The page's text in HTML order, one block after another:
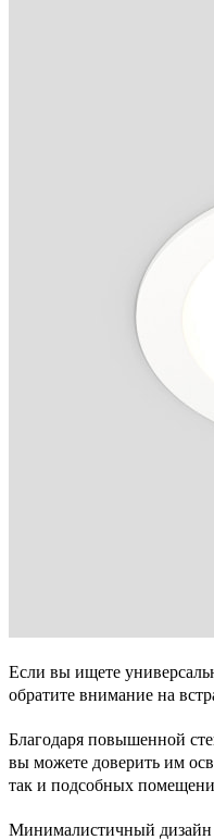
Если вы ищете
обратите внимание на
Благодаря повышенной
вы можете доверить им
так и подсобных
Минималистичный дизайн